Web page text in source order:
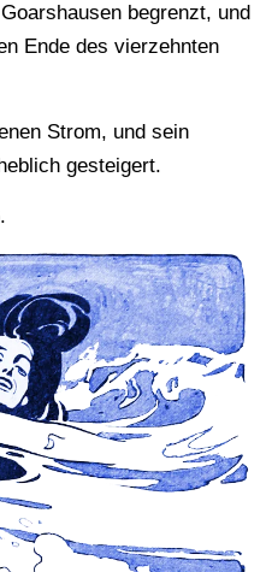
begrenzt, und
Ende des vierzehnten
Strom, und sein
gesteigert.